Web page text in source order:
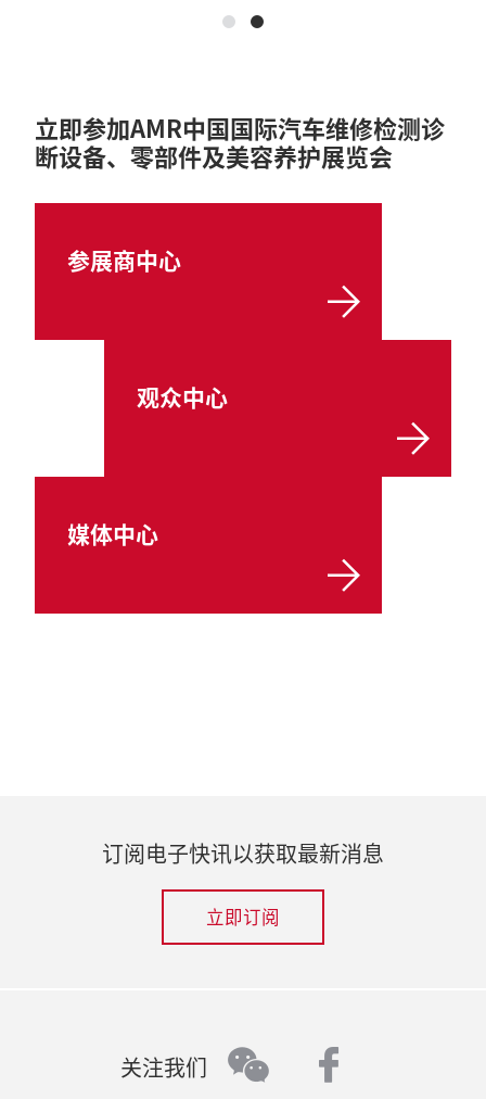
立即参加AMR中国国际汽车维修检测诊
断设备、零部件及美容养护展览会
参展商中心
观众中心
媒体中心
订阅电子快讯以获取最新消息
立即订阅
关注我们 wechat